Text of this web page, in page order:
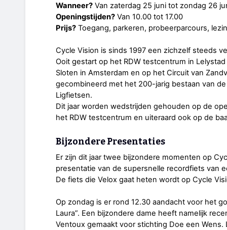
Wanneer? Van zaterdag 25 juni tot zondag 26
Openingstijden? Van 10.00 tot 17.00
Prijs? Toegang, parkeren, probeerparcours,
Cycle Vision is sinds 1997 een zichzelf steeds
Ooit gestart op het RDW testcentrum in
Sloten in Amsterdam en op het Circuit van
gecombineerd met het 200-jarig bestaan van
Ligfietsen.
Dit jaar worden wedstrijden gehouden op de
het RDW testcentrum en uiteraard ook op de
Bijzondere Presentaties
Er zijn dit jaar twee bijzondere momenten op
presentatie van de supersnelle recordfiets van
De fiets die Velox gaat heten wordt op Cycle
Op zondag is er rond 12.30 aandacht voor het
Laura”. Een bijzondere dame heeft namelijk
Ventoux gemaakt voor stichting Doe een Wens.